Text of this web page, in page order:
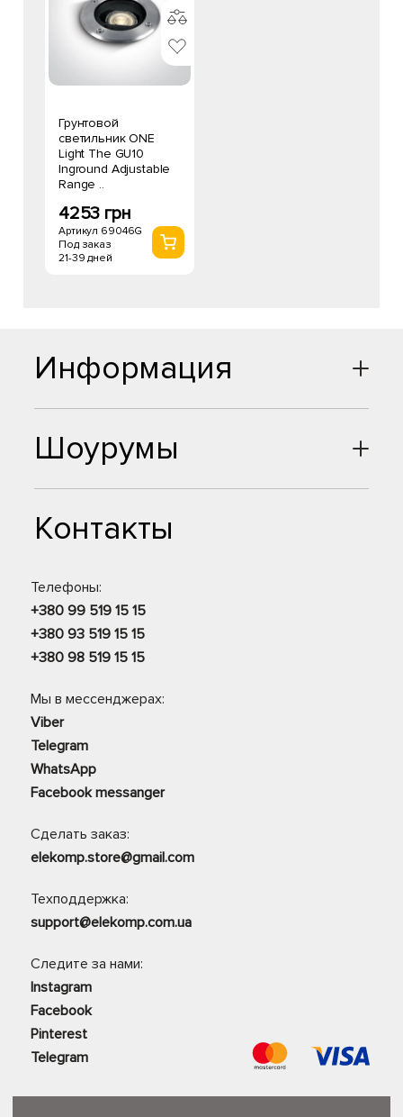
Грунтовой
светильник ONE
Light The GU10
Inground Adjustable
Range ..
4253 грн
Артикул 69046G
Под заказ
21-39 дней
Шоурумы
Контакты
Телефоны:
+380 99 519 15 15
+380 93 519 15 15
+380 98 519 15 15
Мы в мессенджерах:
Viber
Telegram
WhatsApp
Facebook messanger
Сделать заказ:
elekomp.store@gmail.com
Техподдержка:
support@elekomp.com.ua
Следите за нами:
Instagram
Facebook
Pinterest
Telegram
Информация